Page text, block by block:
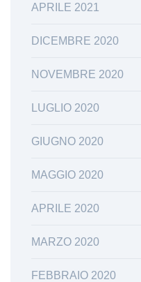
APRILE 2021
DICEMBRE 2020
NOVEMBRE 2020
LUGLIO 2020
GIUGNO 2020
MAGGIO 2020
APRILE 2020
MARZO 2020
FEBBRAIO 2020